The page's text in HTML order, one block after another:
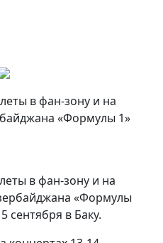
в фан-зону и на
«Формулы 1»
в фан-зону и на
«Формулы
сентября в Баку.